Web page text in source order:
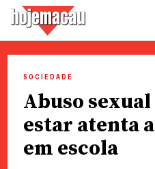
content
SOCIEDADE
Abuso sexual
estar atenta
em escola